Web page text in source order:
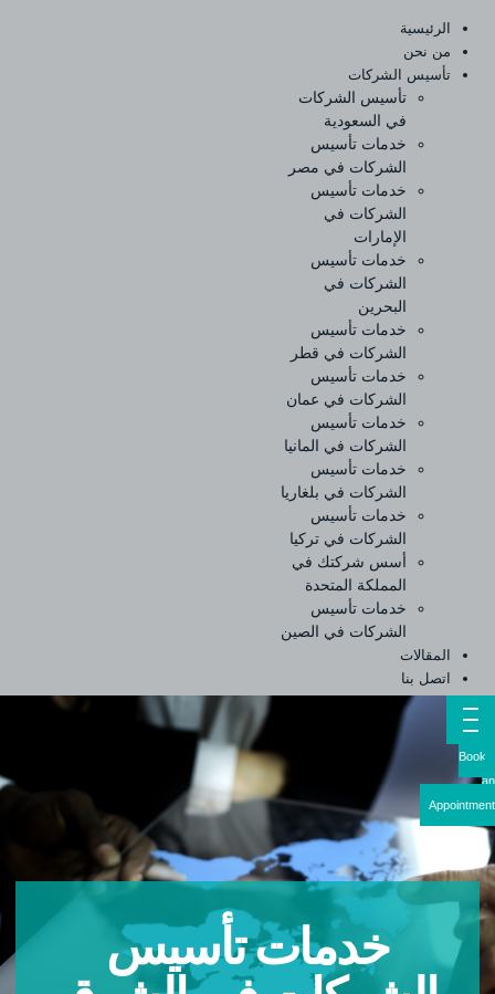
الرئيسية
من نحن
تأسيس الشركات
تأسيس الشركات
في السعودية
خدمات تأسيس
الشركات في مصر
خدمات تأسيس
الشركات في
الإمارات
خدمات تأسيس
الشركات في
البحرين
خدمات تأسيس
الشركات في قطر
خدمات تأسيس
الشركات في عمان
خدمات تأسيس
الشركات في المانيا
خدمات تأسيس
الشركات في بلغاريا
خدمات تأسيس
الشركات في تركيا
أسس شركتك في
المملكة المتحدة
خدمات تأسيس
الشركات في الصين
المقالات
اتصل بنا
خدمات تأسيس